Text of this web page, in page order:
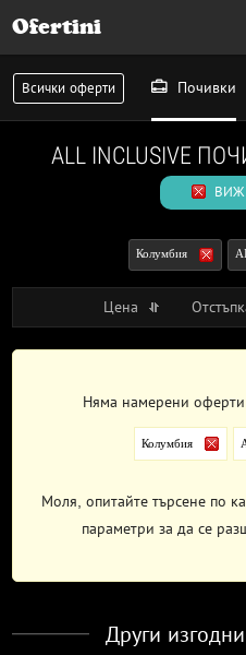
Ofertini
Всички оферти Почивки
ALL INCLUSIVE
ВИЖ
Колумбия
Цена
Няма намерени
Колумбия
Моля, опитайте търсене по
параметри за да се
Други